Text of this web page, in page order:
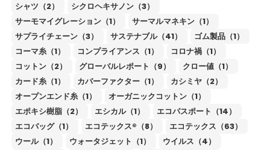
シャツ（2）
シクロヘキサノン（3）
サーモマイグレーション（1）
サーマルマネキン（1）
サプライチェーン（3）
サステナブル（41）
ゴム製品（1）
コーマ糸（1）
コンプライアンス（1）
コロナ禍（1）
コットン（2）
グローバルレポート（9）
クロー値（1）
カード糸（1）
カバーファクター（1）
カシミヤ（2）
オープンエンド糸（1）
オーガニックコットン（1）
エポキシ樹脂（2）
エシカル（1）
エコパスポート（14）
エコバッグ（1）
エコテックス®（8）
エコテックス（63）
ウール（1）
ウォータジェット（1）
ウイルス（4）